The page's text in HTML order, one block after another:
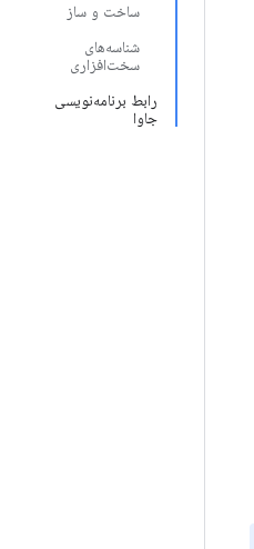
ساخت و ساز
شناسه‌های
سخت‌افزاری
رابط برنامه‌نویسی
جاوا